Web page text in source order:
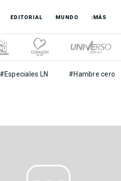
EDITORIAL MUNDO :MÁS
#Especiales LN #Hambre cero